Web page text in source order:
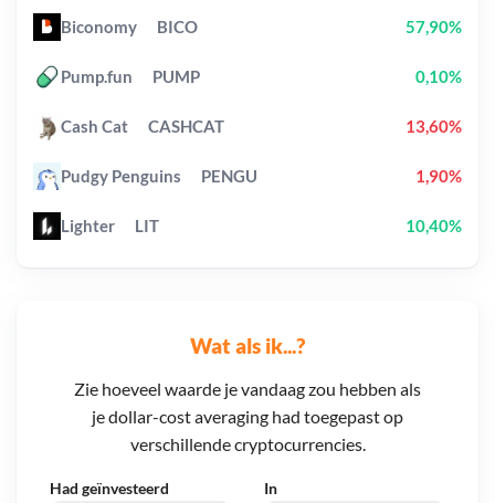
Wat als ik...?
Zie hoeveel waarde je vandaag zou hebben als
je dollar-cost averaging had toegepast op
verschillende cryptocurrencies.
Had geïnvesteerd In
Biconomy BICO 57,90%
Pump.fun PUMP 0,10%
Cash Cat CASHCAT 13,60%
Pudgy Penguins PENGU 1,90%
Lighter LIT 10,40%